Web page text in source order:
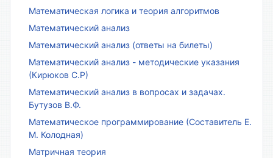
Математическая логика и теория алгоритмов
Математический анализ
Математический анализ (ответы на билеты)
Математический анализ - методические указания
(Кирюков С.Р)
Математический анализ в вопросах и задачах.
Бутузов В.Ф.
Математическое программирование (Составитель Е.
М. Колодная)
Матричная теория